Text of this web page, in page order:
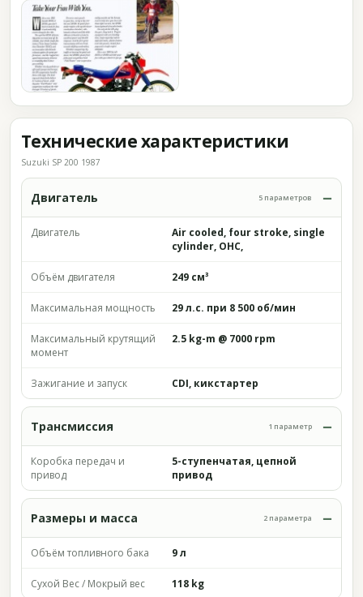
Технические характеристики
Suzuki SP 200 1987
Двигатель 5 параметров
Двигатель
Air cooled, four stroke, single
cylinder, OHC,
Объём двигателя 249 см³
Максимальная мощность 29 л.с. при 8 500 об/мин
Максимальный крутящий
момент
2.5 kg-m @ 7000 rpm
Зажигание и запуск CDI, кикстартер
Трансмиссия 1 параметр
Коробка передач и
привод
5-ступенчатая, цепной
привод
Размеры и масса 2 параметра
Объём топливного бака 9 л
Сухой Вес / Мокрый вес 118 kg